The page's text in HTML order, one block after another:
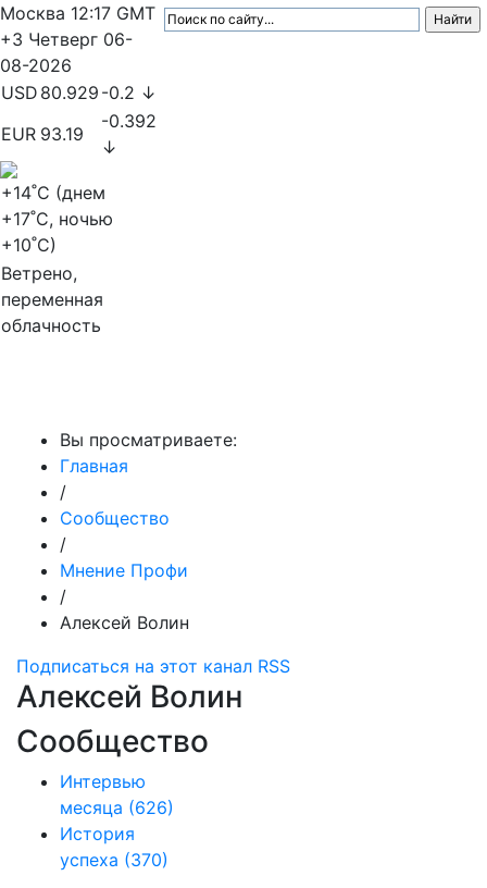
Москва 12:17 GMT
+3 Четверг 06-
08-2026
USD 80.929 -0.2 ↓
EUR 93.19
-0.392
↓
+14˚C (днем
+17˚C, ночью
+10˚C)
Ветрено,
переменная
облачность
Вы просматриваете:
Главная
/
Сообщество
/
Мнение Профи
/
Алексей Волин
Подписаться на этот канал RSS
Алексей Волин
Сообщество
Интервью
месяца (626)
История
успеха (370)